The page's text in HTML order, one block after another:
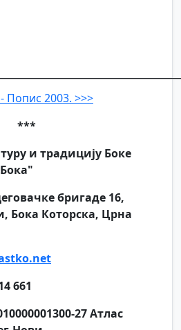
Попис 2003. >>>
***
и традицију Боке
бригаде 16,
Бока Которска, Црна
661
27 Атлас